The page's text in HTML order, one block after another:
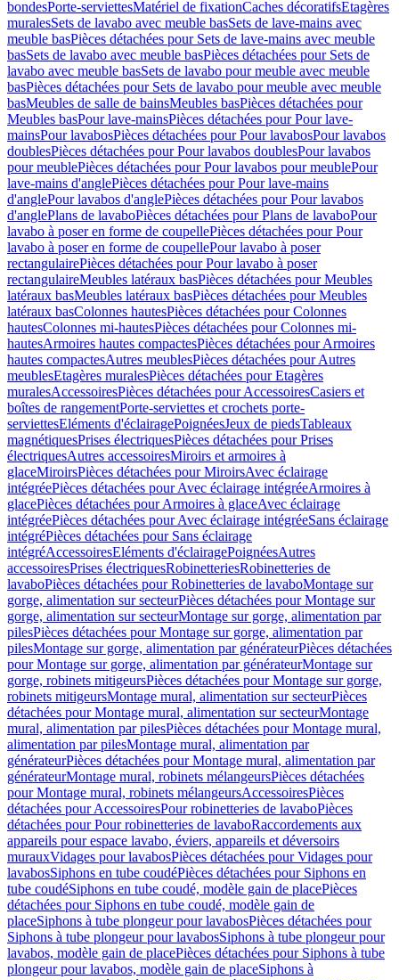
bondesPorte-serviettesMatériel de fixationCaches décoratifsEtagères
muralesSets de lavabo avec meuble basSets de lave-mains avec
meuble basPièces détachées pour Sets de lave-mains avec meuble
basSets de lavabo avec meuble basPièces détachées pour Sets de
lavabo avec meuble basSets de lavabo pour meuble avec meuble
basPièces détachées pour Sets de lavabo pour meuble avec meuble
basMeubles de salle de bainsMeubles basPièces détachées pour
Meubles basPour lave-mainsPièces détachées pour Pour lave-
mainsPour lavabosPièces détachées pour Pour lavabosPour lavabos
doublesPièces détachées pour Pour lavabos doublesPour lavabos
pour meublePièces détachées pour Pour lavabos pour meublePour
lave-mains d'anglePièces détachées pour Pour lave-mains
d'anglePour lavabos d'anglePièces détachées pour Pour lavabos
d'anglePlans de lavaboPièces détachées pour Plans de lavaboPour
lavabo à poser en forme de coupellePièces détachées pour Pour
lavabo à poser en forme de coupellePour lavabo à poser
rectangulairePièces détachées pour Pour lavabo à poser
rectangulaireMeubles latéraux basPièces détachées pour Meubles
latéraux basMeubles latéraux basPièces détachées pour Meubles
latéraux basColonnes hautesPièces détachées pour Colonnes
hautesColonnes mi-hautesPièces détachées pour Colonnes mi-
hautesArmoires hautes compactesPièces détachées pour Armoires
hautes compactesAutres meublesPièces détachées pour Autres
meublesEtagères muralesPièces détachées pour Etagères
muralesAccessoiresPièces détachées pour AccessoiresCasiers et
boîtes de rangementPorte-serviettes et crochets porte-
serviettesEléments d'éclairagePoignéesJeux de piedsTableaux
magnétiquesPrises électriquesPièces détachées pour Prises
électriquesAutres accessoiresMiroirs et armoires à
glaceMiroirsPièces détachées pour MiroirsAvec éclairage
intégréePièces détachées pour Avec éclairage intégréeArmoires à
glacePièces détachées pour Armoires à glaceAvec éclairage
intégréePièces détachées pour Avec éclairage intégréeSans éclairage
intégréPièces détachées pour Sans éclairage
intégréAccessoiresEléments d'éclairagePoignéesAutres
accessoiresPrises électriquesRobinetteriesRobinetteries de
lavaboPièces détachées pour Robinetteries de lavaboMontage sur
gorge, alimentation sur secteurPièces détachées pour Montage sur
gorge, alimentation sur secteurMontage sur gorge, alimentation par
pilesPièces détachées pour Montage sur gorge, alimentation par
pilesMontage sur gorge, alimentation par générateurPièces détachées
pour Montage sur gorge, alimentation par générateurMontage sur
gorge, robinets mitigeursPièces détachées pour Montage sur gorge,
robinets mitigeursMontage mural, alimentation sur secteurPièces
détachées pour Montage mural, alimentation sur secteurMontage
mural, alimentation par pilesPièces détachées pour Montage mural,
alimentation par pilesMontage mural, alimentation par
générateurPièces détachées pour Montage mural, alimentation par
générateurMontage mural, robinets mélangeursPièces détachées
pour Montage mural, robinets mélangeursAccessoiresPièces
détachées pour AccessoiresPour robinetteries de lavaboPièces
détachées pour Pour robinetteries de lavaboRaccordements aux
appareils pour espace lavabo, éviers, appareils et déversoirs
murauxVidages pour lavabosPièces détachées pour Vidages pour
lavabosSiphons en tube coudéPièces détachées pour Siphons en
tube coudéSiphons en tube coudé, modèle gain de placePièces
détachées pour Siphons en tube coudé, modèle gain de
placeSiphons à tube plongeur pour lavabosPièces détachées pour
Siphons à tube plongeur pour lavabosSiphons à tube plongeur pour
lavabos, modèle gain de placePièces détachées pour Siphons à tube
plongeur pour lavabos, modèle gain de placeSiphons à